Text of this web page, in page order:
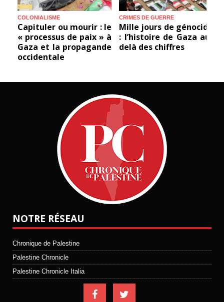
COLONIALISME
Capituler ou mourir : le
« processus de paix » à
Gaza et la propagande
occidentale
CRIMES DE GUERRE
Mille jours de génocide
: l’histoire de Gaza au-
delà des chiffres
NOTRE RÉSEAU
Chronique de Palestine
Palestine Chronicle
Palestine Chronicle Italia